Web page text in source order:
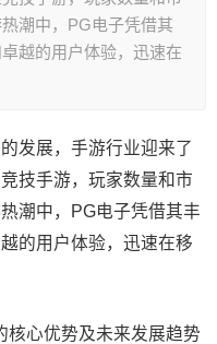
潮中，PG电子凭借其
越的用户体验，迅速在
发展，手游行业迎来了
技手游，玩家数量和市
潮中，PG电子凭借其丰
的用户体验，迅速在移
核心优势及未来发展趋势